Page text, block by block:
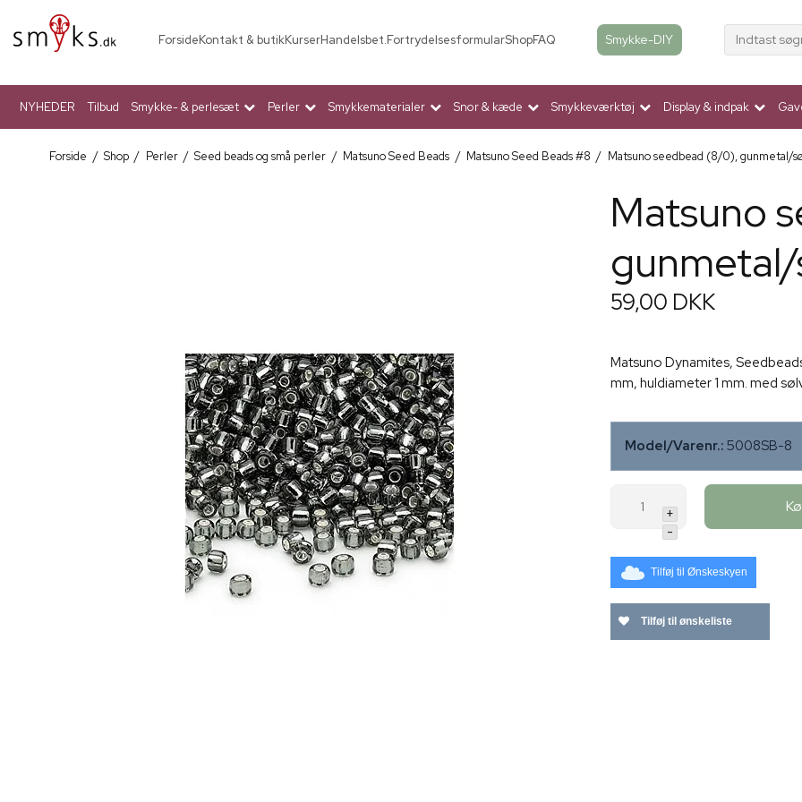
ForsideKontakt & butikKurserHandelsbet.FortrydelsesformularShopFAQ Smykke-DIY Indtast
NYHEDER Tilbud Smykke- & perlesæt Perler Smykkematerialer Snor & kæde Smykkeværktøj Display & indpak
Forside / Shop / Perler / Seed beads og små perler / Matsuno Seed Beads / Matsuno Seed Beads #8 / Matsuno seedbead (8/0), gunmetal/
Matsuno
59,00 DKK
Matsuno Dynamites,
mm, huldiameter 1 mm. med
Model/Varenr.: 5008SB-8
+
-
Tilføj til Ønskeskyen
Tilføj til ønskeliste